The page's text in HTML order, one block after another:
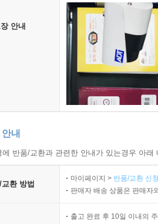
안내
내
반품/교환과 관련한 안내가 있는경우 아
환 방법
마이페이지 > 반품/교환 신
판매자 배송 상품은 판매자
출고 완료 후 10일 이내의